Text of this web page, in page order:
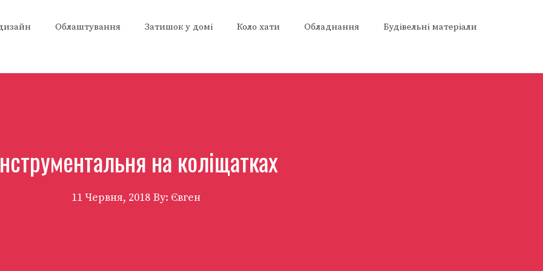
Облаштування Затишок у домі Коло хати Обладнання Будівельні матеріали
на коліщатках
11 Червня, 2018 By: Євген